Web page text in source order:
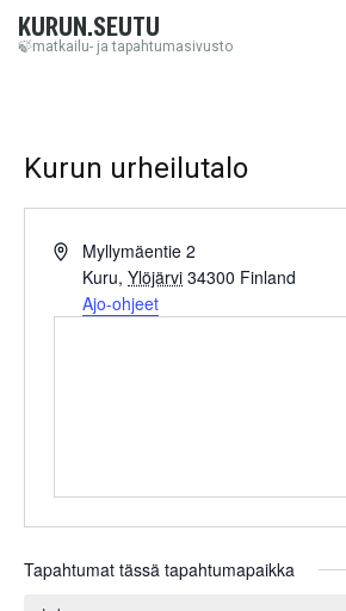
KURUN.SEUTU
🍃matkailu- ja tapahtumasivusto
Kurun urheilutalo
OsoiteMyllymäentie 2
Kuru, Ylöjärvi 34300 Finland
Ajo-ohjeet
Tapahtumat tässä tapahtumapaikka